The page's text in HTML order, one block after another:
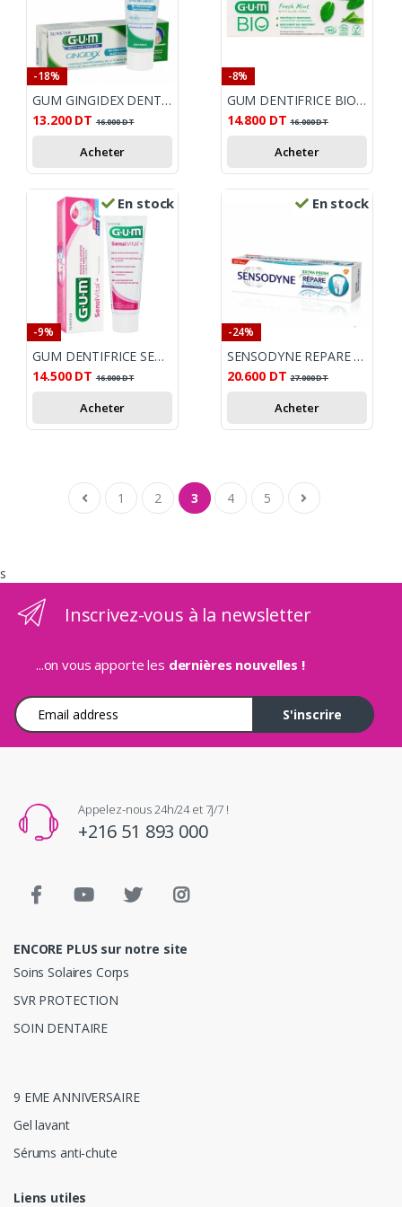
-18%
GUM GINGIDEX DENTIFRICE 75ML
13.200 DT 16.000DT
Acheter
-8%
GUM DENTIFRICE BIO FRESH MINT WITH ALOE VERA 75ML
14.800 DT 16.000DT
Acheter
En stock
-9%
GUM DENTIFRICE SENSIVITAL PLUS 75ML
14.500 DT 16.000DT
Acheter
En stock
-24%
SENSODYNE REPARE ET PROTEGE DENTIFRICE EXTRA FRESH 75 ML
20.600 DT 27.000DT
Acheter
1 2 3 4 5
s
Inscrivez-vous à la newsletter
...on vous apporte les dernières nouvelles !
Adresse e-mail
S'inscrire
Appelez-nous 24h/24 et 7j/7 !
+216 51 893 000
ENCORE PLUS sur notre site
Soins Solaires Corps
SVR PROTECTION
SOIN DENTAIRE
9 EME ANNIVERSAIRE
Gel lavant
Sérums anti-chute
Liens utiles